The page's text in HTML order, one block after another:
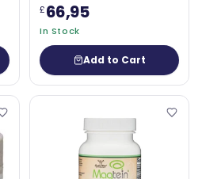
£66,95
In Stock
Add to Cart